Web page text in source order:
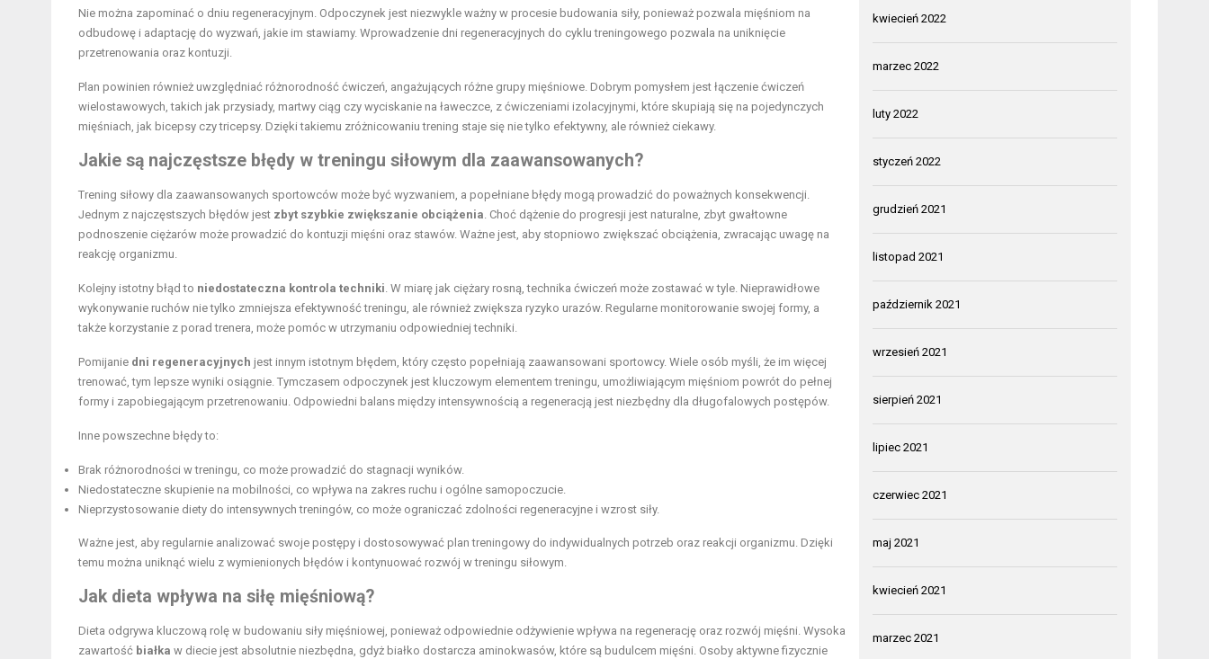
Nie można zapominać o dniu regeneracyjnym. Odpoczynek jest niezwykle ważny w procesie budowania siły, ponieważ pozwala mięśniom na
odbudowę i adaptację do wyzwań, jakie im stawiamy. Wprowadzenie dni regeneracyjnych do cyklu treningowego pozwala na uniknięcie
przetrenowania oraz kontuzji.
Plan powinien również uwzględniać różnorodność ćwiczeń, angażujących różne grupy mięśniowe. Dobrym pomysłem jest łączenie ćwiczeń
wielostawowych, takich jak przysiady, martwy ciąg czy wyciskanie na ławeczce, z ćwiczeniami izolacyjnymi, które skupiają się na pojedynczych
mięśniach, jak bicepsy czy tricepsy. Dzięki takiemu zróżnicowaniu trening staje się nie tylko efektywny, ale również ciekawy.
Jakie są najczęstsze błędy w treningu siłowym dla zaawansowanych?
Trening siłowy dla zaawansowanych sportowców może być wyzwaniem, a popełniane błędy mogą prowadzić do poważnych konsekwencji.
Jednym z najczęstszych błędów jest zbyt szybkie zwiększanie obciążenia. Choć dążenie do progresji jest naturalne, zbyt gwałtowne
podnoszenie ciężarów może prowadzić do kontuzji mięśni oraz stawów. Ważne jest, aby stopniowo zwiększać obciążenia, zwracając uwagę na
reakcję organizmu.
Kolejny istotny błąd to niedostateczna kontrola techniki. W miarę jak ciężary rosną, technika ćwiczeń może zostawać w tyle. Nieprawidłowe
wykonywanie ruchów nie tylko zmniejsza efektywność treningu, ale również zwiększa ryzyko urazów. Regularne monitorowanie swojej formy, a
także korzystanie z porad trenera, może pomóc w utrzymaniu odpowiedniej techniki.
Pomijanie dni regeneracyjnych jest innym istotnym błędem, który często popełniają zaawansowani sportowcy. Wiele osób myśli, że im więcej
trenować, tym lepsze wyniki osiągnie. Tymczasem odpoczynek jest kluczowym elementem treningu, umożliwiającym mięśniom powrót do pełnej
formy i zapobiegającym przetrenowaniu. Odpowiedni balans między intensywnością a regeneracją jest niezbędny dla długofalowych postępów.
Inne powszechne błędy to:
Brak różnorodności w treningu, co może prowadzić do stagnacji wyników.
Niedostateczne skupienie na mobilności, co wpływa na zakres ruchu i ogólne samopoczucie.
Nieprzystosowanie diety do intensywnych treningów, co może ograniczać zdolności regeneracyjne i wzrost siły.
Ważne jest, aby regularnie analizować swoje postępy i dostosowywać plan treningowy do indywidualnych potrzeb oraz reakcji organizmu. Dzięki
temu można uniknąć wielu z wymienionych błędów i kontynuować rozwój w treningu siłowym.
Jak dieta wpływa na siłę mięśniową?
Dieta odgrywa kluczową rolę w budowaniu siły mięśniowej, ponieważ odpowiednie odżywienie wpływa na regenerację oraz rozwój mięśni. Wysoka
zawartość białka w diecie jest absolutnie niezbędna, gdyż białko dostarcza aminokwasów, które są budulcem mięśni. Osoby aktywne fizycznie
kwiecień 2022
marzec 2022
luty 2022
styczeń 2022
grudzień 2021
listopad 2021
październik 2021
wrzesień 2021
sierpień 2021
lipiec 2021
czerwiec 2021
maj 2021
kwiecień 2021
marzec 2021